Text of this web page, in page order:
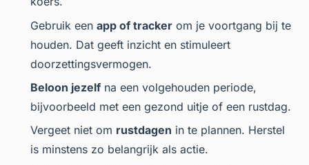
Gebruik een app of tracker om je voortgang bij te
houden. Dat geeft inzicht en stimuleert
doorzettingsvermogen.
Beloon jezelf na een volgehouden periode,
bijvoorbeeld met een gezond uitje of een rustdag.
Vergeet niet om rustdagen in te plannen. Herstel
is minstens zo belangrijk als actie.